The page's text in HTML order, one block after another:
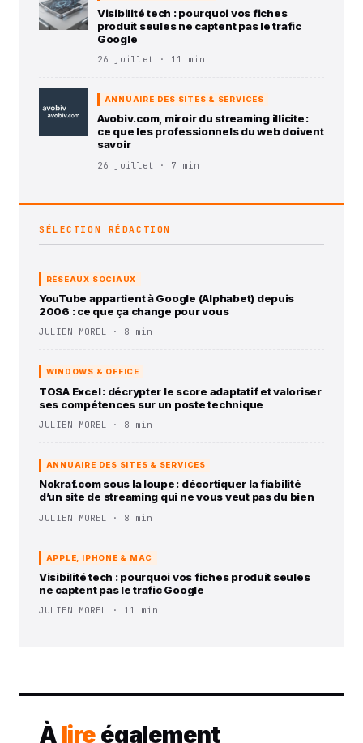
Visibilité tech : pourquoi vos fiches
produit seules ne captent pas le trafic
Google
26 juillet · 11 min
ANNUAIRE DES SITES & SERVICES
Avobiv.com, miroir du streaming illicite :
ce que les professionnels du web doivent
savoir
26 juillet · 7 min
SÉLECTION RÉDACTION
RÉSEAUX SOCIAUX
YouTube appartient à Google (Alphabet) depuis
2006 : ce que ça change pour vous
JULIEN MOREL · 8 min
WINDOWS & OFFICE
TOSA Excel : décrypter le score adaptatif et valoriser
ses compétences sur un poste technique
JULIEN MOREL · 8 min
ANNUAIRE DES SITES & SERVICES
Nokraf.com sous la loupe : décortiquer la fiabilité
d’un site de streaming qui ne vous veut pas du bien
JULIEN MOREL · 8 min
APPLE, IPHONE & MAC
Visibilité tech : pourquoi vos fiches produit seules
ne captent pas le trafic Google
JULIEN MOREL · 11 min
À lire également